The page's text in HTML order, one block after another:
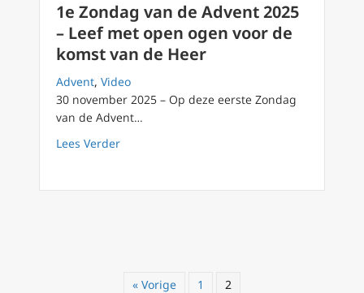
1e Zondag van de Advent 2025
– Leef met open ogen voor de
komst van de Heer
Advent, Video
30 november 2025 – Op deze eerste Zondag
van de Advent…
Lees Verderabout 1e Zondag van de Advent 2025 –
« Vorige 1 2